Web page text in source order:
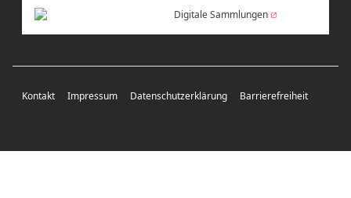
Digitale Sammlungen
Kontakt Impressum Datenschutzerklärung Barrierefreiheit